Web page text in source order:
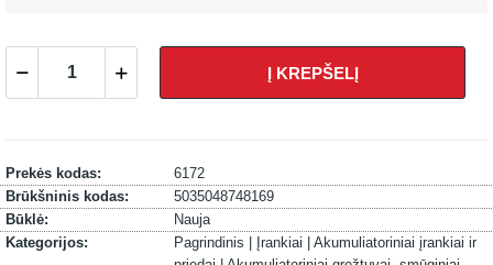
Į KREPŠELĮ
Prekės kodas:
6172
Brūkšninis kodas:
5035048748169
Būklė:
Nauja
Kategorijos:
Pagrindinis | Įrankiai | Akumuliatoriniai įrankiai ir